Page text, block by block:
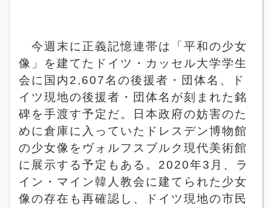
今週末に正義記憶連帯は「平和の少女
像」を建てたドイツ・カッセル大学学生
会に国内 2,607名の後援者・団体名、ド
イツ現地の後援者・団体名が刻まれた銘
碑を手渡す予定だ。日本政府の妨害のた
めに倉庫に入っていたドレスデン博物館
の少女像をヴォルフスブルク現代美術館
に展示する予定もある。 2020年3 月、ラ
イン・マイン韓人教会に建てられた少女
像の存在も再確認し、ドイツ現地の市民